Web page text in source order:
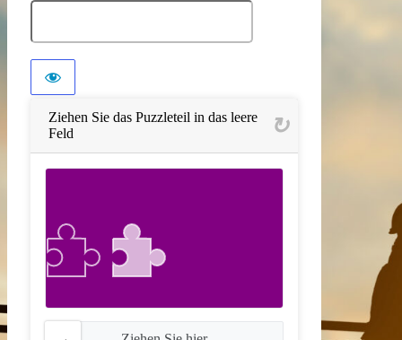
Ziehen Sie das Puzzleteil in das leere
Feld